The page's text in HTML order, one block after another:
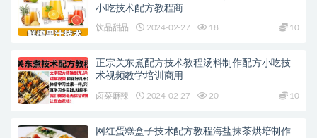
小吃技术配方教程商
饮品甜品 2024-02-27 18 10
正宗关东煮配方技术教程汤料制作配方小吃技
术视频教学培训商用
卤菜麻辣 2024-02-27 20 10
网红蛋糕盒子技术配方教程海盐抹茶烘培制作